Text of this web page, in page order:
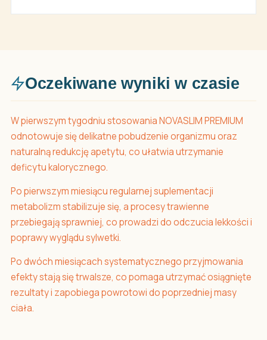
Oczekiwane wyniki w czasie
W pierwszym tygodniu stosowania NOVASLIM PREMIUM
odnotowuje się delikatne pobudzenie organizmu oraz
naturalną redukcję apetytu, co ułatwia utrzymanie
deficytu kalorycznego.
Po pierwszym miesiącu regularnej suplementacji
metabolizm stabilizuje się, a procesy trawienne
przebiegają sprawniej, co prowadzi do odczucia lekkości i
poprawy wyglądu sylwetki.
Po dwóch miesiącach systematycznego przyjmowania
efekty stają się trwalsze, co pomaga utrzymać osiągnięte
rezultaty i zapobiega powrotowi do poprzedniej masy
ciała.